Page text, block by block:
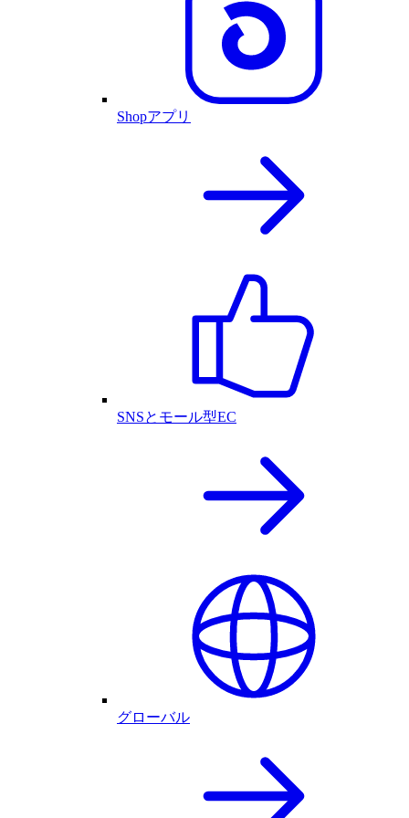
Shopアプリ
SNSとモール型EC
グローバル